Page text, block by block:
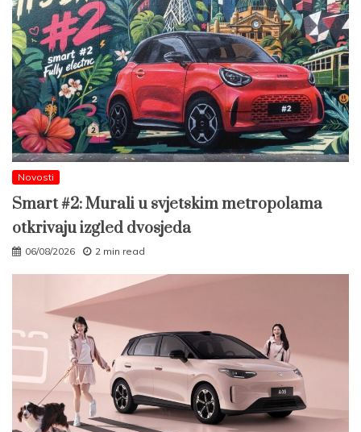
Novosti
Smart #2: Murali u svjetskim metropolama
otkrivaju izgled dvosjeda
06/08/2026 2 min read